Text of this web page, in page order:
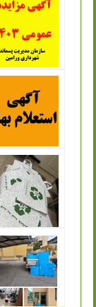
انتشار: یکشنبه, 09 ارديبهشت 1403
سازمان
پسماندهای
مزایده
انتشار: چهارشنبه, 15 آذر 1402
سازمان
آوری و
انعقاد قرارداد
سازمان
انتشار: شنبه, 11 آذر 1402
یکی از
آن مواجه
زیادی کیسه